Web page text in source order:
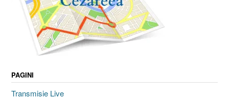
PAGINI
Transmisie Live